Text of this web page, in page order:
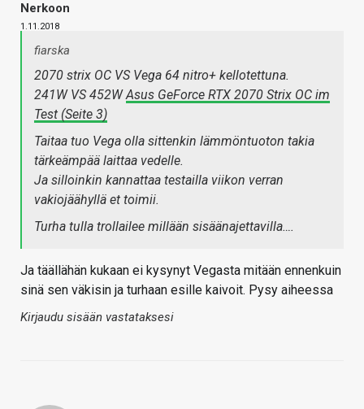
Nerkoon
1.11.2018
fiarska
2070 strix OC VS Vega 64 nitro+ kellotettuna.
241W VS 452WAsus GeForce RTX 2070 Strix OC im
Test (Seite 3)
Taitaa tuo Vega olla sittenkin lämmöntuoton takia
tärkeämpää laittaa vedelle.
Ja silloinkin kannattaa testailla viikon verran
vakiojäähyllä et toimii.
Turha tulla trollailee millään sisäänajettavilla….
Ja täällähän kukaan ei kysynyt Vegasta mitään ennenkuin
sinä sen väkisin ja turhaan esille kaivoit. Pysy aiheessa
Kirjaudu sisään vastataksesi